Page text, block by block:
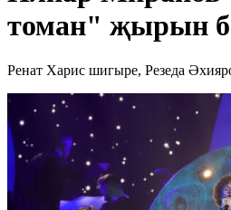
томан" җырын
Ренат Харис шигыре, Резеда